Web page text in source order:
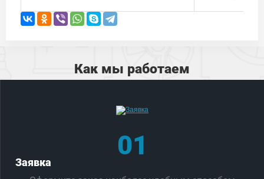
Как мы работаем
01
Заявка